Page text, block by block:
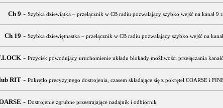
Ch 9 - Szybka dziewiątka – przełącznik w CB radiu pozwalający szybko wejść na kanał 9
Ch 19 - Szybka dziewiętnastka – przełącznik w CB radiu pozwalający szybko wejść na
- Przycisk powodujący uruchomienie układu blokady możliwości przełączania
RIT - Pokrętło precyzyjnego dostrojenia, czasem składające się z pokręteł COARSE i
- Dostrojenie zgrubne przestrajające nadajnik i odbiornik